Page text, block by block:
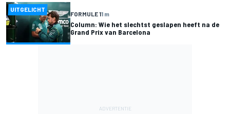
UITGELICHT
FORMULE 11 m
Column: Wie het slechtst geslapen heeft na de
Grand Prix van Barcelona